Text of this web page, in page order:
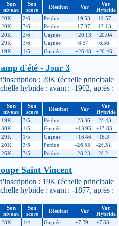
Son
niveau
Son
score
Résultat Var
Var
Hybride
20K 2/6 Perdue -19.53
-19.57
20K 3/6 Perdue -17.07
-17.13
20K 2/6 Gagnée +20.13
+20.04
29K 3/6 Gagnée +6.57
+6.56
19K 1/5 Gagnée +26.48 +26.46
d'été - Jour 3
: 20K (échelle principale
hybride : avant : -1902, après :
Son
niveau
Son
score
Résultat Var
Var
Hybride
19K 3/5 Perdue -23.36
-23.43
30K 1/5 Gagnée +13.95
+13.83
29K 1/5 Gagnée +16.46
+16.3
20K 3/5 Perdue -26.33
-26.31
26K 3/5 Perdue -28.23 -28.2
Saint Vincent
: 19K (échelle principale
hybride : avant : -1877, après :
Son
niveau
Son
score
Résultat Var
Var
Hybride
28K 1/4 Gagnée +7.39
+7.33